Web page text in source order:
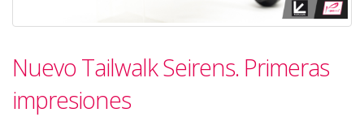
Nuevo Tailwalk Seirens. Primeras
impresiones